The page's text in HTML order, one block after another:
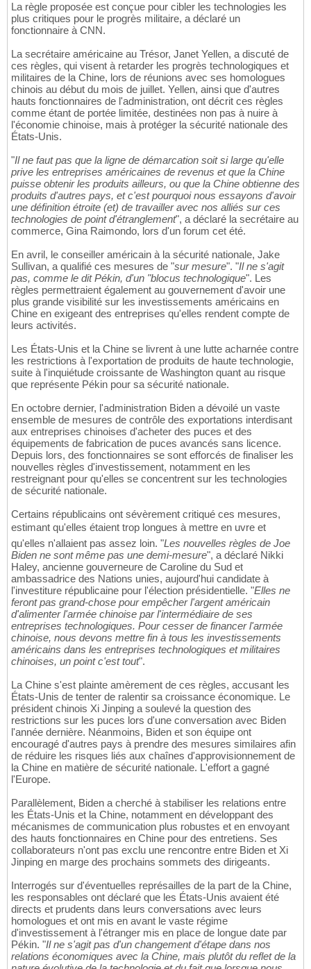
La règle proposée est conçue pour cibler les technologies les
plus critiques pour le progrès militaire, a déclaré un
fonctionnaire à CNN.
La secrétaire américaine au Trésor, Janet Yellen, a discuté de
ces règles, qui visent à retarder les progrès technologiques et
militaires de la Chine, lors de réunions avec ses homologues
chinois au début du mois de juillet. Yellen, ainsi que d'autres
hauts fonctionnaires de l'administration, ont décrit ces règles
comme étant de portée limitée, destinées non pas à nuire à
l'économie chinoise, mais à protéger la sécurité nationale des
États-Unis.
"Il ne faut pas que la ligne de démarcation soit si large qu'elle
prive les entreprises américaines de revenus et que la Chine
puisse obtenir les produits ailleurs, ou que la Chine obtienne des
produits d'autres pays, et c'est pourquoi nous essayons d'avoir
une définition étroite (et) de travailler avec nos alliés sur ces
technologies de point d'étranglement", a déclaré la secrétaire au
commerce, Gina Raimondo, lors d'un forum cet été.
En avril, le conseiller américain à la sécurité nationale, Jake
Sullivan, a qualifié ces mesures de "sur mesure". "Il ne s'agit
pas, comme le dit Pékin, d'un "blocus technologique". Les
règles permettraient également au gouvernement d'avoir une
plus grande visibilité sur les investissements américains en
Chine en exigeant des entreprises qu'elles rendent compte de
leurs activités.
Les États-Unis et la Chine se livrent à une lutte acharnée contre
les restrictions à l'exportation de produits de haute technologie,
suite à l'inquiétude croissante de Washington quant au risque
que représente Pékin pour sa sécurité nationale.
En octobre dernier, l'administration Biden a dévoilé un vaste
ensemble de mesures de contrôle des exportations interdisant
aux entreprises chinoises d'acheter des puces et des
équipements de fabrication de puces avancés sans licence.
Depuis lors, des fonctionnaires se sont efforcés de finaliser les
nouvelles règles d'investissement, notamment en les
restreignant pour qu'elles se concentrent sur les technologies
de sécurité nationale.
Certains républicains ont sévèrement critiqué ces mesures,
estimant qu'elles étaient trop longues à mettre en uvre et
qu'elles n'allaient pas assez loin. "Les nouvelles règles de Joe
Biden ne sont même pas une demi-mesure", a déclaré Nikki
Haley, ancienne gouverneure de Caroline du Sud et
ambassadrice des Nations unies, aujourd'hui candidate à
l'investiture républicaine pour l'élection présidentielle. "Elles ne
feront pas grand-chose pour empêcher l'argent américain
d'alimenter l'armée chinoise par l'intermédiaire de ses
entreprises technologiques. Pour cesser de financer l'armée
chinoise, nous devons mettre fin à tous les investissements
américains dans les entreprises technologiques et militaires
chinoises, un point c'est tout".
La Chine s'est plainte amèrement de ces règles, accusant les
États-Unis de tenter de ralentir sa croissance économique. Le
président chinois Xi Jinping a soulevé la question des
restrictions sur les puces lors d'une conversation avec Biden
l'année dernière. Néanmoins, Biden et son équipe ont
encouragé d'autres pays à prendre des mesures similaires afin
de réduire les risques liés aux chaînes d'approvisionnement de
la Chine en matière de sécurité nationale. L'effort a gagné
l'Europe.
Parallèlement, Biden a cherché à stabiliser les relations entre
les États-Unis et la Chine, notamment en développant des
mécanismes de communication plus robustes et en envoyant
des hauts fonctionnaires en Chine pour des entretiens. Ses
collaborateurs n'ont pas exclu une rencontre entre Biden et Xi
Jinping en marge des prochains sommets des dirigeants.
Interrogés sur d'éventuelles représailles de la part de la Chine,
les responsables ont déclaré que les États-Unis avaient été
directs et prudents dans leurs conversations avec leurs
homologues et ont mis en avant le vaste régime
d'investissement à l'étranger mis en place de longue date par
Pékin. "Il ne s'agit pas d'un changement d'étape dans nos
relations économiques avec la Chine, mais plutôt du reflet de la